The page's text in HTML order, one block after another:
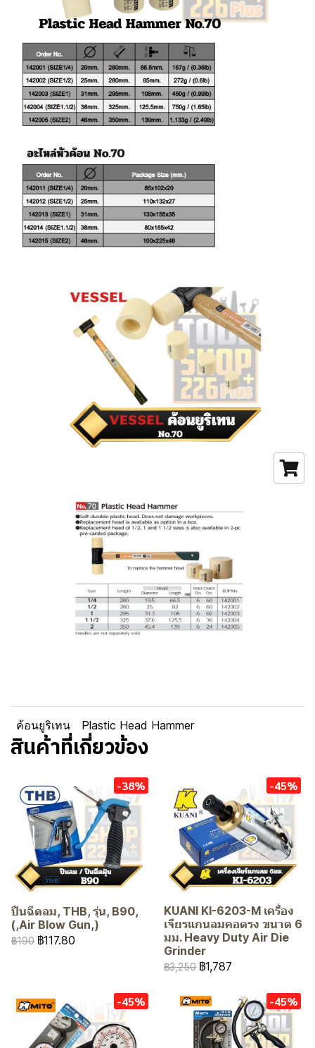
ค้อนยูริเทน Plastic Head Hammer
สินค้าที่เกี่ยวข้อง
-38%
ปืนฉีดลม, THB, รุ่น, B90,
(,Air Blow Gun,)
฿190 ฿117.80
-45%
KUANI KI-6203-M เครื่อง
เจียรแกนลมคอตรง ขนาด 6
มม. Heavy Duty Air Die
Grinder
฿3,250 ฿1,787
-45% -45%